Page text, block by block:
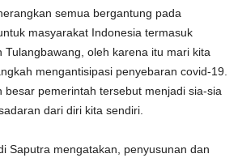
semua bergantung pada
masyarakat Indonesia termasuk
Tulangbawang, oleh karena itu mari kita
mengantisipasi penyebaran covid-19.
besar pemerintah tersebut menjadi sia-sia
dari diri kita sendiri.
Saputra mengatakan, penyusunan dan